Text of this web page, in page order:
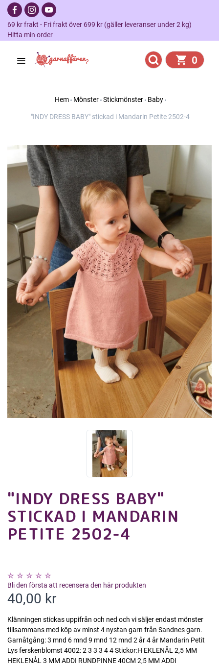
69 kr frakt - Fri frakt över 699 kr (gäller leveranser under 2 kg)
Hitta min order
0
Hem Mönster Stickmönster Baby
"INDY DRESS BABY" stickad i Mandarin Petite 2502-4
"INDY DRESS BABY"
STICKAD I MANDARIN
PETITE 2502-4
Bli den första att recensera den här produkten
40,00 kr
Klänningen stickas uppifrån och ned och vi säljer endast mönster
tillsammans med köp av minst 4 nystan garn från Sandnes garn.
Garnåtgång: 3 mnd 6 mnd 9 mnd 12 mnd 2 år 4 år Mandarin Petit
Lys ferskenblomst 4002: 2 3 3 3 4 4 Stickor:H EKLENÅL 2,5 MM
HEKLENÅL 3 MM ADDI RUNDPINNE 40CM 2,5 MM ADDI